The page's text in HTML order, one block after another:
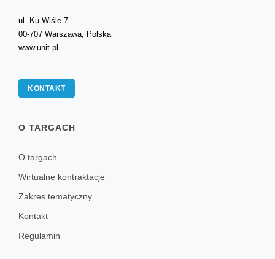
ul. Ku Wiśle 7
00-707 Warszawa, Polska
www.unit.pl
KONTAKT
O TARGACH
O targach
Wirtualne kontraktacje
Zakres tematyczny
Kontakt
Regulamin